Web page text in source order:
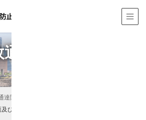
達関係のお知ら
達関係のお知らせ
及び職場におけるコロナ感染対策のお知らせにつ